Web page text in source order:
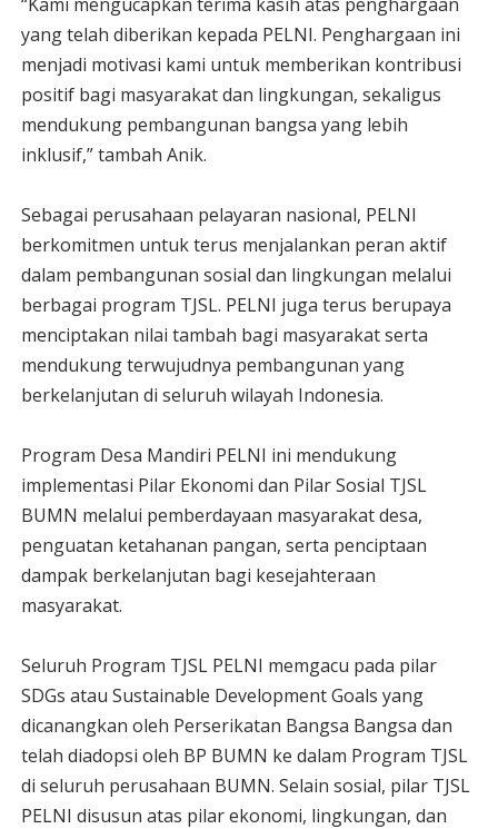
yang telah diberikan kepada PELNI. Penghargaan ini
menjadi motivasi kami untuk memberikan kontribusi
positif bagi masyarakat dan lingkungan, sekaligus
mendukung pembangunan bangsa yang lebih
inklusif,” tambah Anik.
Sebagai perusahaan pelayaran nasional, PELNI
berkomitmen untuk terus menjalankan peran aktif
dalam pembangunan sosial dan lingkungan melalui
berbagai program TJSL. PELNI juga terus berupaya
menciptakan nilai tambah bagi masyarakat serta
mendukung terwujudnya pembangunan yang
berkelanjutan di seluruh wilayah Indonesia.
Program Desa Mandiri PELNI ini mendukung
implementasi Pilar Ekonomi dan Pilar Sosial TJSL
BUMN melalui pemberdayaan masyarakat desa,
penguatan ketahanan pangan, serta penciptaan
dampak berkelanjutan bagi kesejahteraan
masyarakat.
Seluruh Program TJSL PELNI memgacu pada pilar
SDGs atau Sustainable Development Goals yang
dicanangkan oleh Perserikatan Bangsa Bangsa dan
telah diadopsi oleh BP BUMN ke dalam Program TJSL
di seluruh perusahaan BUMN. Selain sosial, pilar TJSL
PELNI disusun atas pilar ekonomi, lingkungan, dan